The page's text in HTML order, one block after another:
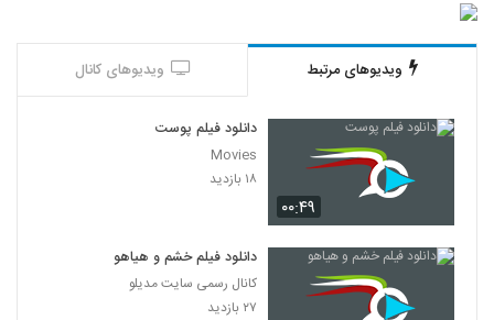
ویدیوهای مرتبط ویدیوهای کانال
۰۰:۴۹
دانلود فیلم پوست
Movies
۱۸ بازدید
دانلود فیلم خشم و هیاهو
کانال رسمی سایت مدیلو
۲۷ بازدید